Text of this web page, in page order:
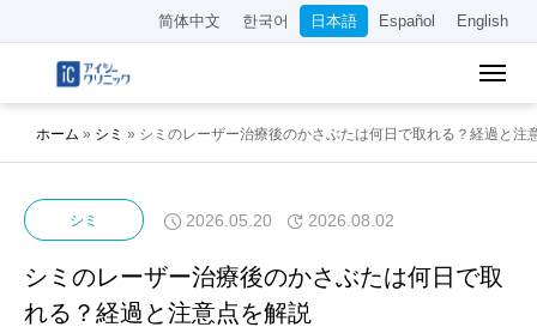
简体中文 한국어 日本語 Español English
ホーム » シミ » シミのレーザー治療後のかさぶたは何日で取れる？経過と注
シミ 2026.05.20 2026.08.02
シミのレーザー治療後のかさぶたは何日で取
れる？経過と注意点を解説